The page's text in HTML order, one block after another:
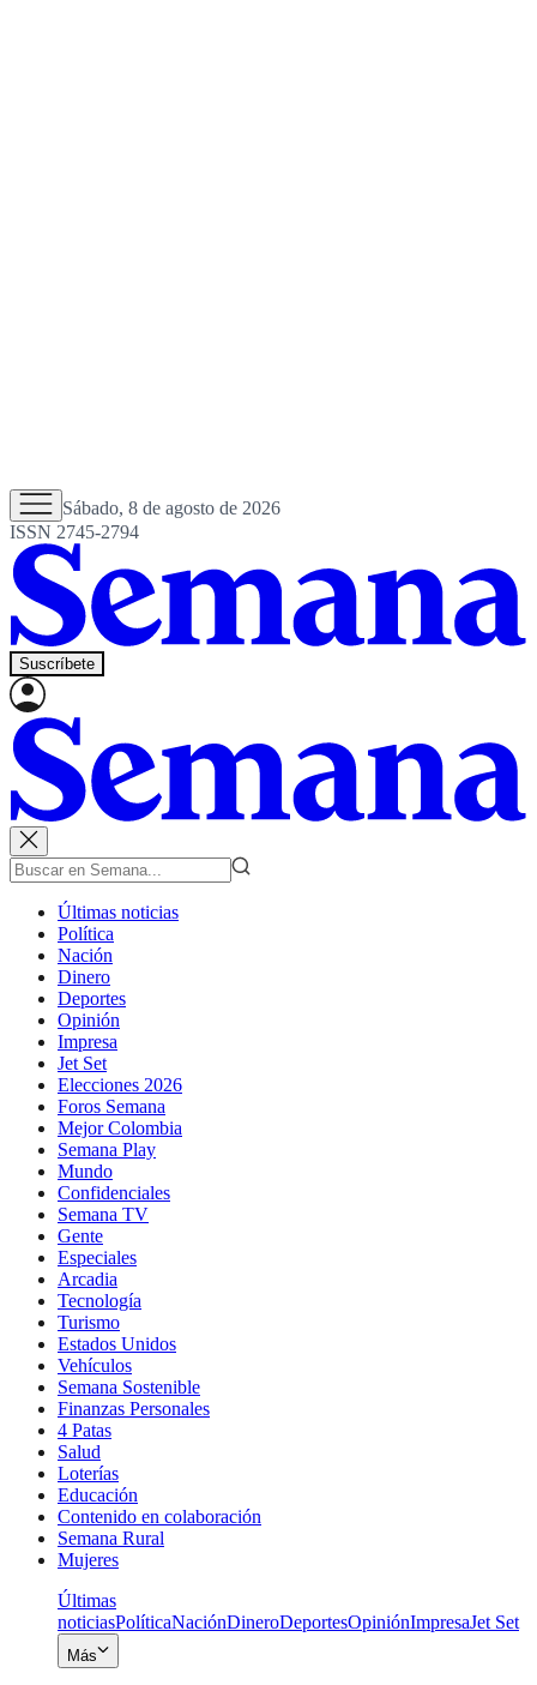
Sábado, 8 de agosto de 2026
ISSN 2745-2794
Suscríbete
Últimas noticias
Política
Nación
Dinero
Deportes
Opinión
Impresa
Jet Set
Elecciones 2026
Foros Semana
Mejor Colombia
Semana Play
Mundo
Confidenciales
Semana TV
Gente
Especiales
Arcadia
Tecnología
Turismo
Estados Unidos
Vehículos
Semana Sostenible
Finanzas Personales
4 Patas
Salud
Loterías
Educación
Contenido en colaboración
Semana Rural
Mujeres
Últimas
noticiasPolíticaNaciónDineroDeportesOpiniónImpresaJet Set
Más